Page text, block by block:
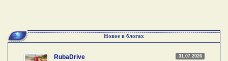
Новое в блогах
31.07.2026
RubaDrive